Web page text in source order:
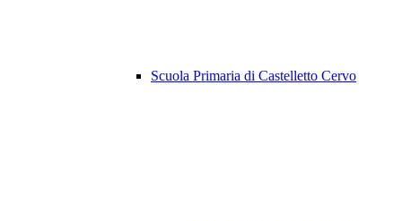
Scuola Primaria di Castelletto Cervo